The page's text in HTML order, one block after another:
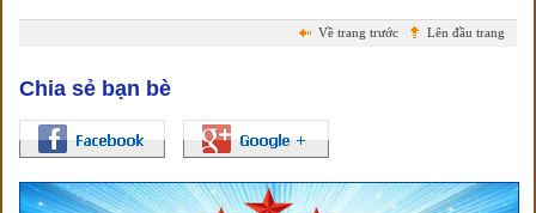
Lên đầu trang
Về trang trước
Chia sẻ bạn bè